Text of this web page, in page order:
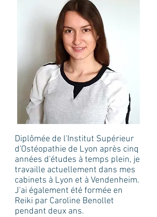
Diplômée de l'Institut Supérieur
d'Ostéopathie de Lyon après cinq
années d'études à temps plein, je
travaille actuellement dans mes
cabinets à Lyon et à Vendenheim.
J'ai également été formée en
Reiki par Caroline Benollet
pendant deux ans.